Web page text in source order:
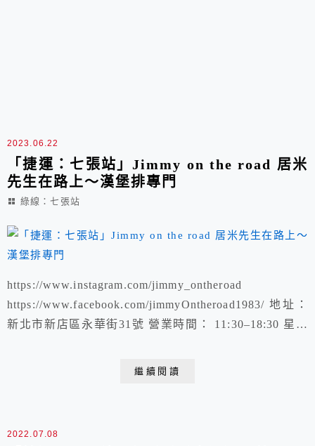
2023.06.22
「捷運：七張站」Jimmy on the road 居米
先生在路上～漢堡排專門
綠線：七張站
https://www.instagram.com/jimmy_ontheroad
https://www.facebook.com/jimmyOntheroad1983/ 地址：
新北市新店區永華街31號 營業時間： 11:30–18:30 星期
繼續閱讀
2022.07.08